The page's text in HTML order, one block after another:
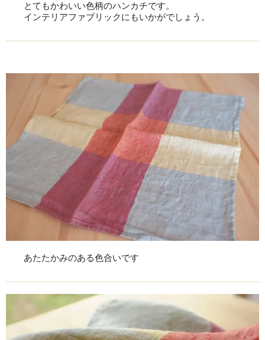
とてもかわいい色柄のハンカチです。
インテリアファブリックにもいかがでしょう。
あたたかみのある色合いです